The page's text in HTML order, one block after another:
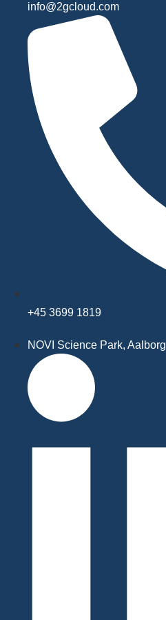
info@2gcloud.com
+45 3699 1819
NOVI Science Park, Aalborg